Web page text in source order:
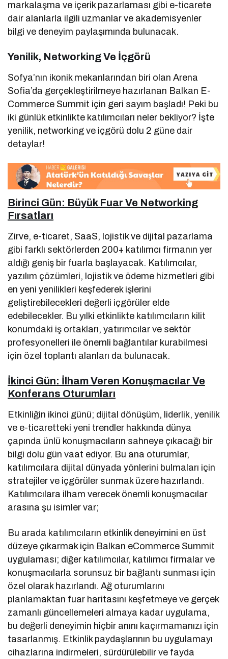
markalaşma ve içerik pazarlaması gibi e-ticarete
dair alanlarla ilgili uzmanlar ve akademisyenler
bilgi ve deneyim paylaşımında bulunacak.
Yenilik, Networking Ve İçgörü
Sofya’nın ikonik mekanlarından biri olan Arena
Sofia’da gerçekleştirilmeye hazırlanan Balkan E-
Commerce Summit için geri sayım başladı! Peki bu
iki günlük etkinlikte katılımcıları neler bekliyor? İşte
yenilik, networking ve içgörü dolu 2 güne dair
detaylar!
Birinci Gün: Büyük Fuar Ve Networking
Fırsatları
Zirve, e-ticaret, SaaS, lojistik ve dijital pazarlama
gibi farklı sektörlerden 200+ katılımcı firmanın yer
aldığı geniş bir fuarla başlayacak. Katılımcılar,
yazılım çözümleri, lojistik ve ödeme hizmetleri gibi
en yeni yenilikleri keşfederek işlerini
geliştirebilecekleri değerli içgörüler elde
edebilecekler. Bu yılki etkinlikte katılımcıların kilit
konumdaki iş ortakları, yatırımcılar ve sektör
profesyonelleri ile önemli bağlantılar kurabilmesi
için özel toplantı alanları da bulunacak.
İkinci Gün: İlham Veren Konuşmacılar Ve
Konferans Oturumları
Etkinliğin ikinci günü; dijital dönüşüm, liderlik, yenilik
ve e-ticaretteki yeni trendler hakkında dünya
çapında ünlü konuşmacıların sahneye çıkacağı bir
bilgi dolu gün vaat ediyor. Bu ana oturumlar,
katılımcılara dijital dünyada yönlerini bulmaları için
stratejiler ve içgörüler sunmak üzere hazırlandı.
Katılımcılara ilham verecek önemli konuşmacılar
arasına şu isimler var;
Bu arada katılımcıların etkinlik deneyimini en üst
düzeye çıkarmak için Balkan eCommerce Summit
uygulaması; diğer katılımcılar, katılımcı firmalar ve
konuşmacılarla sorunsuz bir bağlantı sunması için
özel olarak hazırlandı. Ağ oturumlarını
planlamaktan fuar haritasını keşfetmeye ve gerçek
zamanlı güncellemeleri almaya kadar uygulama,
bu değerli deneyimin hiçbir anını kaçırmamanızı için
tasarlanmış. Etkinlik paydaşlarının bu uygulamayı
cihazlarına indirmeleri, sürdürülebilir ve fayda